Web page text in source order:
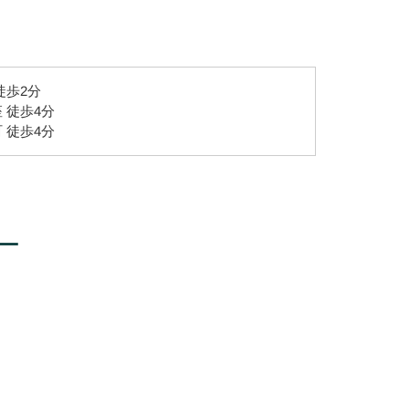
歩2分
徒歩4分
徒歩4分